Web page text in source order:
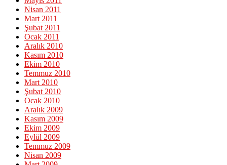
Nisan 2011
Mart 2011
Şubat 2011
Ocak 2011
Aralık 2010
Kasım 2010
Ekim 2010
Temmuz 2010
Mart 2010
Şubat 2010
Ocak 2010
Aralık 2009
Kasım 2009
Ekim 2009
Eylül 2009
Temmuz 2009
Nisan 2009